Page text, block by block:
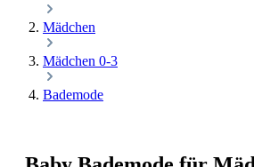
Mädchen
Mädchen 0-3
Bademode